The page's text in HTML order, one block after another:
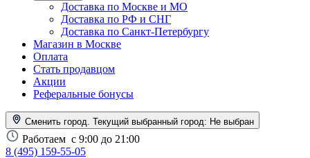
Доставка по Москве и МО
Доставка по РФ и СНГ
Доставка по Санкт-Петербургу
Магазин в Москве
Оплата
Стать продавцом
Акции
Реферальные бонусы
Сменить город. Текущий выбранный город: Не выбран
Работаем с 9:00 до 21:00
8 (495) 159-55-05